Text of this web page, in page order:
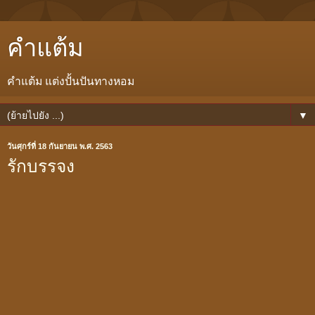
คำแต้ม
คำแต้ม แต่งปั้นปันทางหอม
▼
วันศุกร์ที่ 18 กันยายน พ.ศ. 2563
รักบรรจง